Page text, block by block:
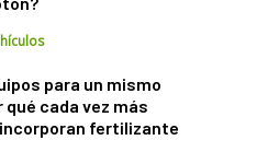
para un mismo
cada vez más
fertilizante